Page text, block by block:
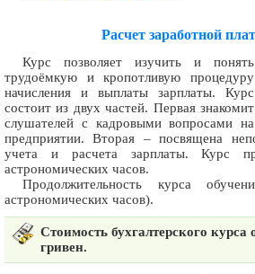
Расчет заработной
Курс позволяет изучить и понять
трудоёмкую и кропотливую процедуру
начисления и выплаты зарплаты. Курс
состоит из двух частей. Первая знакомит
слушателей с кадровыми вопросами на
предприятии. Вторая – посвящена
учета и расчета зарплаты. Курс
астрономических часов.
Продолжительность курса
астрономических часов).
Стоимость бухгалтерского курса
гривен.